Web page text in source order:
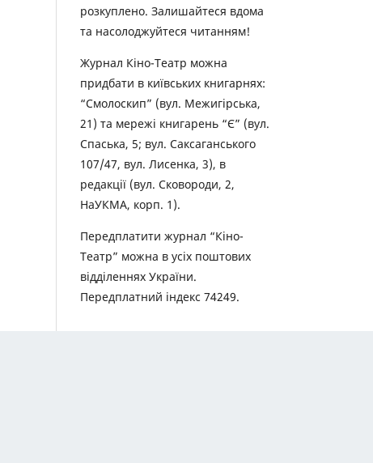
розкуплено. Залишайтеся вдома
та насолоджуйтеся читанням!
Журнал Кіно-Театр можна
придбати в київських книгарнях:
“Смолоскип” (вул. Межигірська,
21) та мережі книгарень “Є” (вул.
Спаська, 5; вул. Саксаганського
107/47, вул. Лисенка, 3), в
редакції (вул. Сковороди, 2,
НаУКМА, корп. 1).
Передплатити журнал “Кіно-
Театр” можна в усіх поштових
відділеннях України.
Передплатний індекс 74249.